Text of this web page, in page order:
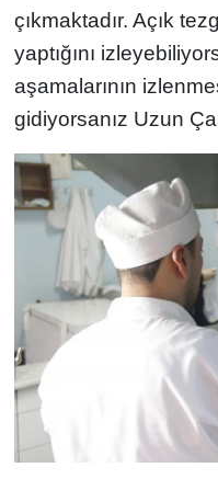
çıkmaktadır. Açık
yaptığını
aşamalarının
gidiyorsanız Uzun